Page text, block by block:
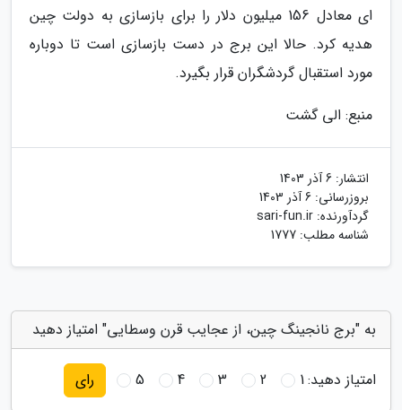
ای معادل 156 میلیون دلار را برای بازسازی به دولت چین
هدیه کرد. حالا این برج در دست بازسازی است تا دوباره
مورد استقبال گردشگران قرار بگیرد.
منبع: الی گشت
انتشار: 6 آذر 1403
بروزرسانی: 6 آذر 1403
گردآورنده: sari-fun.ir
شناسه مطلب: 1777
به "برج نانجینگ چین، از عجایب قرن وسطایی" امتیاز دهید
امتیاز دهید:1
2
3
4
5 رای